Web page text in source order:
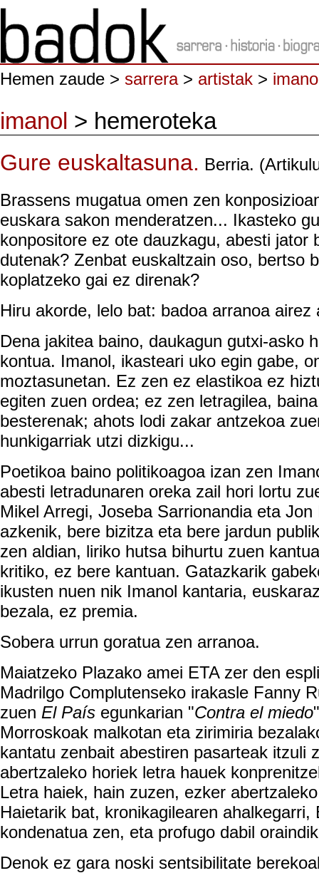
Hemen zaude > sarrera> artistak >
imanol > hemeroteka
Gure euskaltasuna. Berria.
Brassens mugatua omen zen
euskara sakon menderatzen... Ikasteko
konpositore ez ote dauzkagu, abesti jator
dutenak? Zenbat euskaltzain oso, bertso
koplatzeko gai ez direnak?
Hiru akorde, lelo bat: badoa arranoa airez
Dena jakitea baino, daukagun gutxi-asko
kontua. Imanol, ikasteari uko egin gabe,
moztasunetan. Ez zen ez elastikoa ez
egiten zuen ordea; ez zen letragilea,
besterenak; ahots lodi zakar antzekoa
hunkigarriak utzi dizkigu...
Poetikoa baino politikoagoa izan zen
abesti letradunaren oreka zail hori lortu
Mikel Arregi, Joseba Sarrionandia eta
azkenik, bere bizitza eta bere jardun
zen aldian, liriko hutsa bihurtu zuen
kritiko, ez bere kantuan. Gatazkarik
ikusten nuen nik Imanol kantaria,
bezala, ez premia.
Sobera urrun goratua zen arranoa.
Maiatzeko Plazako amei ETA zer den
Madrilgo Complutenseko irakasle Fanny
zuen El País egunkarian "Contra el miedo
Morroskoak malkotan eta zirimiria
kantatu zenbait abestiren pasarteak itzuli
abertzaleko horiek letra hauek
Letra haiek, hain zuzen, ezker
Haietarik bat, kronikagilearen ahalkegarri,
kondenatua zen, eta profugo dabil
Denok ez gara noski sentsibilitate